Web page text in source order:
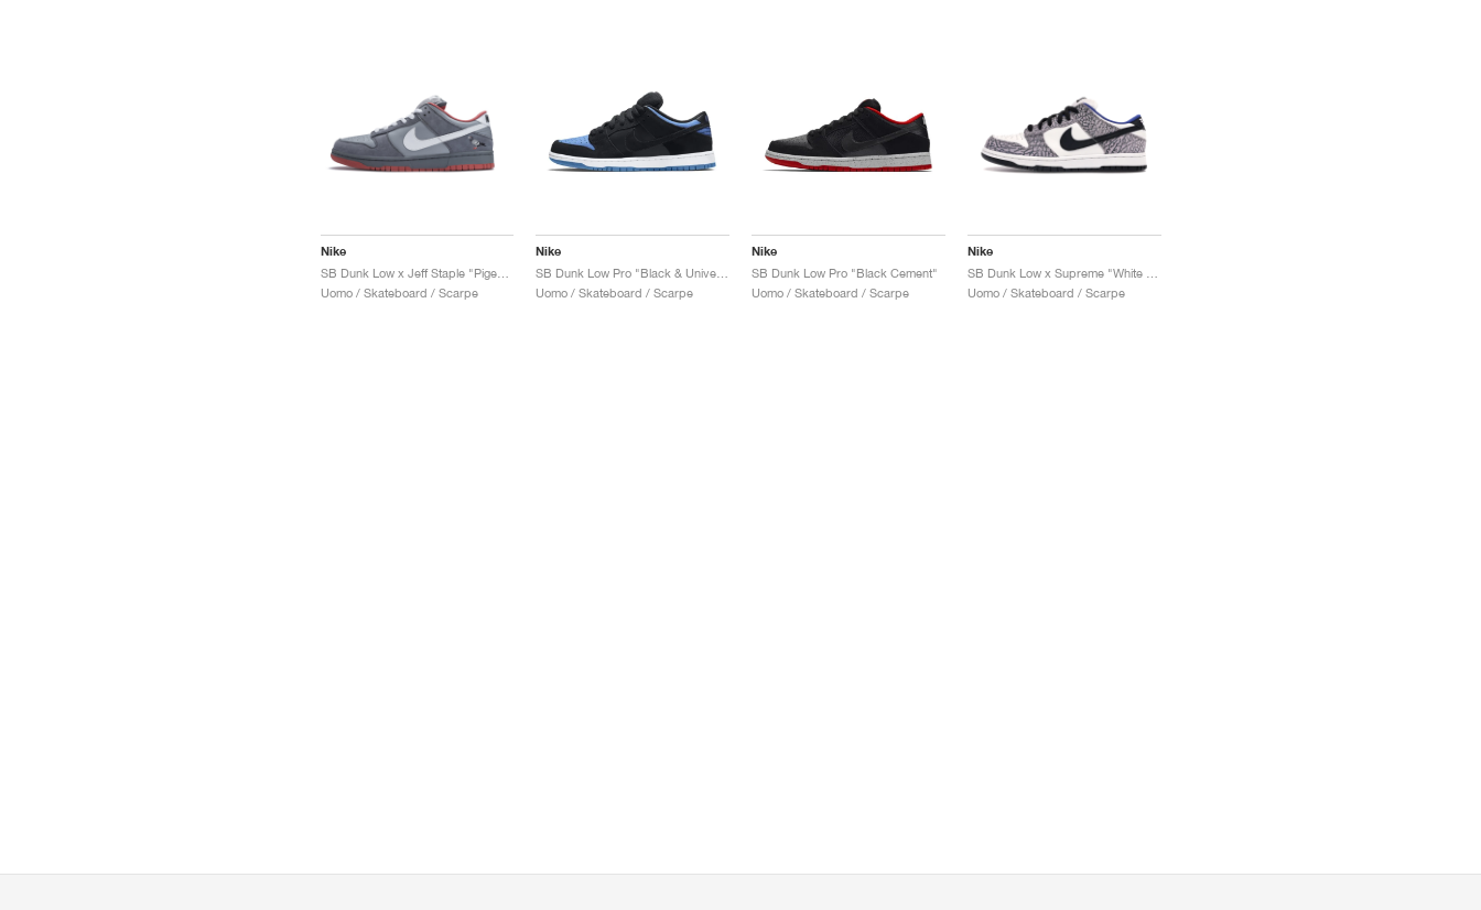
Nike
SB Dunk Low x Jeff Staple "Pigeon"
Uomo / Skateboard / Scarpe
Nike
Uomo / Skateboard / Scarpe
Nike
SB Dunk Low Pro "Black Cement"
Uomo / Skateboard / Scarpe
Nike
Uomo / Skateboard / Scarpe